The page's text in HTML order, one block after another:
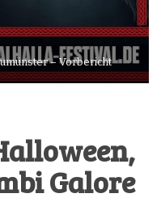
– Vorbericht
Galore